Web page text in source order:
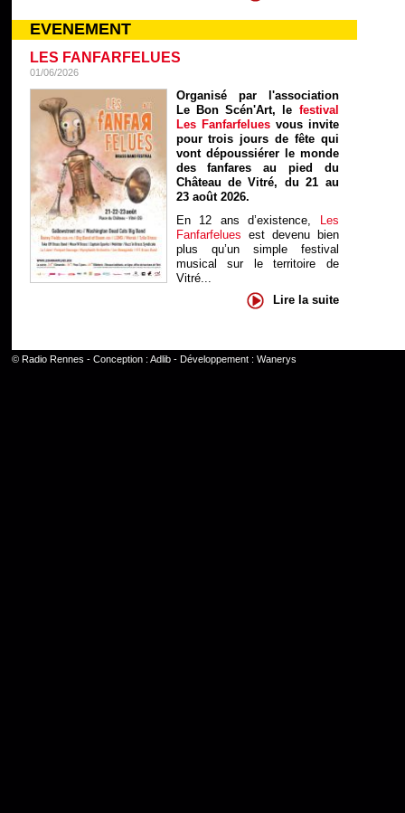
EVENEMENT
LES FANFARFELUES
01/06/2026
Organisé par l'association
Le Bon Scén'Art, le festival
Les Fanfarfelues vous invite
pour trois jours de fête qui
vont dépoussiérer le monde
des fanfares au pied du
Château de Vitré, du 21 au
23 août 2026.
En 12 ans d’existence, Les
Fanfarfelues est devenu bien
plus qu’un simple festival
musical sur le territoire de
Vitré...
Lire la suite
© Radio Rennes - Conception : Adlib- Développement : Wanerys